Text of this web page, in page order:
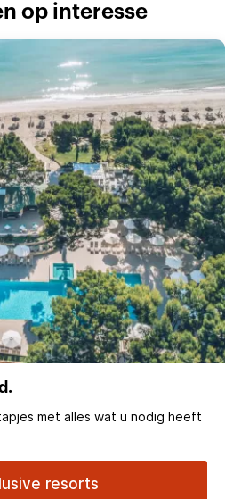
op interesse
met alles wat u nodig heeft
resorts